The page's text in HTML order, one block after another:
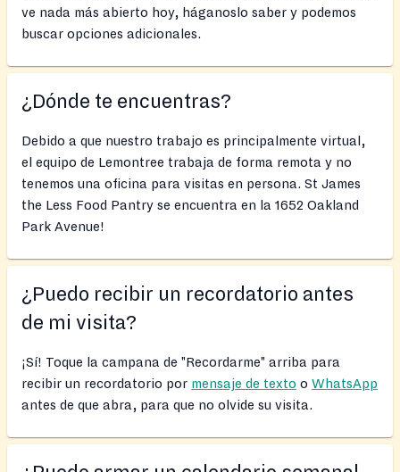
ve nada más abierto hoy, háganoslo saber y podemos
buscar opciones adicionales.
¿Dónde te encuentras?
Debido a que nuestro trabajo es principalmente virtual,
el equipo de Lemontree trabaja de forma remota y no
tenemos una oficina para visitas en persona. St James
the Less Food Pantry se encuentra en la 1652 Oakland
Park Avenue!
¿Puedo recibir un recordatorio antes
de mi visita?
¡Sí! Toque la campana de "Recordarme" arriba para
recibir un recordatorio por mensaje de texto o WhatsApp
antes de que abra, para que no olvide su visita.